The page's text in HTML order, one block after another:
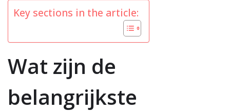
Key sections in the article:
Wat zijn de
belangrijkste